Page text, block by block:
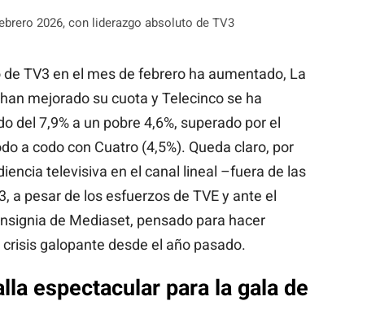
2026, con liderazgo absoluto de TV3
TV3 en el mes de febrero ha aumentado, La
mejorado su cuota y Telecinco se ha
del 7,9% a un pobre 4,6%, superado por el
a codo con Cuatro (4,5%). Queda claro, por
televisiva en el canal lineal –fuera de las
a pesar de los esfuerzos de TVE y ante el
de Mediaset, pensado para hacer
galopante desde el año pasado.
espectacular para la gala de